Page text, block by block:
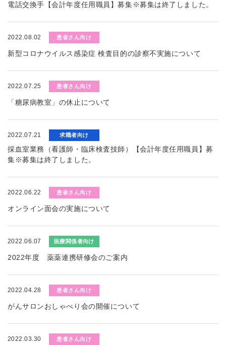
電話交換手【会計年度任用職員】募集※募集は終了しました。
2022.08.02 患者さん向け
新型コロナウイルス感染症 検査目的の診察不実施について
2022.07.25 患者さん向け
「糖尿病教室」の休止について
2022.07.21 求職者向け
採血室業務（看護師・臨床検査技師）【会計年度任用職員】募
集※募集は終了しました。
2022.06.22 患者さん向け
オンライン面会の実施について
2022.06.07 医療関係者向け
2022年度 薬薬連携研修会のご案内
2022.04.28 患者さん向け
がんサロンおしゃべり会の開催について
2022.03.30 患者さん向け